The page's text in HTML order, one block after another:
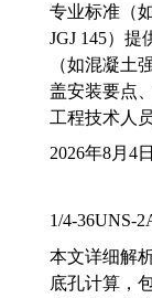
专业标准（
JGJ 145）
（如混凝土
盖安装要点
工程技术人
2026年8月4日
1/4-36UNS-
本文详细解
底孔计算，